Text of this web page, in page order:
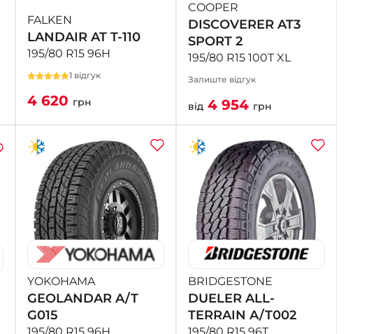
FALKEN
LANDAIR AT T-110
195/80 R15 96H
1 відгук
4 620 грн
COOPER
DISCOVERER AT3
SPORT 2
195/80 R15 100T XL
Залиште відгук
від4 954 грн
YOKOHAMA
GEOLANDAR A/T
G015
BRIDGESTONE
DUELER ALL-
TERRAIN A/T002